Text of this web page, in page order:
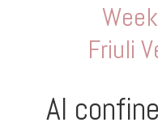
Friuli
Al